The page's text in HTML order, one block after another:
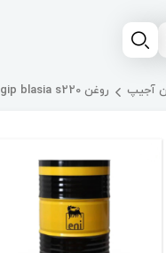
آجیپ روغن agip blasia s220